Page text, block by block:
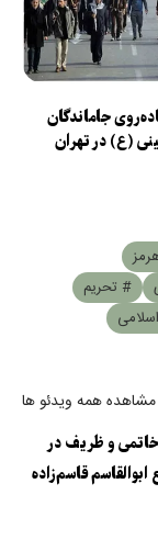
جاماندگان
(ع) در تهران
# تحریم
مشاهده همه ویدئو ها
و ظریف در
قاسم‌زاده